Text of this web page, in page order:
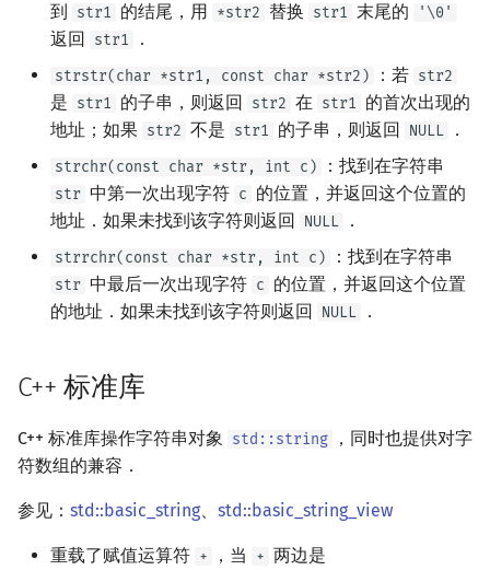
高次剩余 & 单位根
数论分块
狄利克雷卷积
莫比乌斯反演
杜教筛
Powerful Number 筛
类欧几里德算法
Meissel–Lehmer 算法
连分数
序理论
杨氏矩阵
拟阵
Berlekamp–Massey 算法
动态树
析合树
PQ 树
手指树
霍夫曼树
平面图
弦图
图的着色
网络流
图的匹配
Prüfer 序列
LGV 引理
最大团搜索算法
支配树
图上随机游走
到 str1 的结尾，用 *str2 替换 str1 末尾的 '\0'
返回 str1 ．
strstr(char *str1, const char *str2) ：若 str2
是 str1 的子串，则返回 str2 在 str1 的首次出现的
地址；如果 str2 不是 str1 的子串，则返回 NULL ．
strchr(const char *str, int c) ：找到在字符串
str 中第一次出现字符 c 的位置，并返回这个位置的
地址．如果未找到该字符则返回
NULL ．
strrchr(const char *str, int c) ：找到在字符串
str 中最后一次出现字符 c 的位置，并返回这个位置
的地址．如果未找到该字符则返回
NULL ．
C++ 标准库
C++ 标准库操作字符串对象 std::string
，同时也提供对字
符数组的兼容．
参见： std::basic_string、 std::basic_string_view
重载了赋值运算符 + ，当 + 两边是